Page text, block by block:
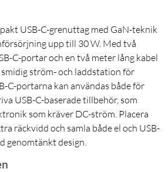
USB-C-grenuttag med GaN-teknik
upp till 30 W. Med två
C-portar och en två meter lång kabel
ström- och laddstation för
C-portarna kan användas både för
USB-C-baserade tillbehör, som
som kräver DC-ström. Placera
räckvidd och samla både el och USB-
genomtänkt design.